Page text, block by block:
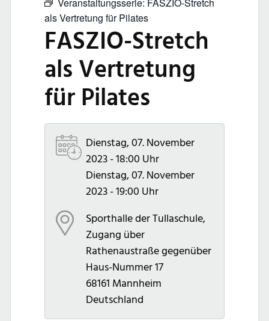
als Vertretung für Pilates
FASZIO-Stretch
als Vertretung
für Pilates
Dienstag, 07. November
2023 - 18:00 Uhr
Dienstag, 07. November
2023 - 19:00 Uhr
Sporthalle der Tullaschule,
Zugang über
Rathenaustraße gegenüber
Haus-Nummer 17
68161 Mannheim
Deutschland